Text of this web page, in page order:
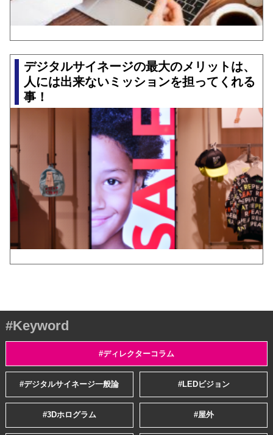
デジタルサイネージの最大のメリットは、
人には出来ないミッションを担ってくれる
事！
#Keyword
#ディレクターコラム
#デジタルサイネージ一般論 #LEDビジョン
#3Dホログラム #屋外